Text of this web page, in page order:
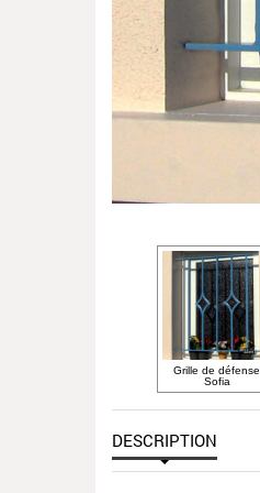
Grille de défense
Sofia
DESCRIPTION